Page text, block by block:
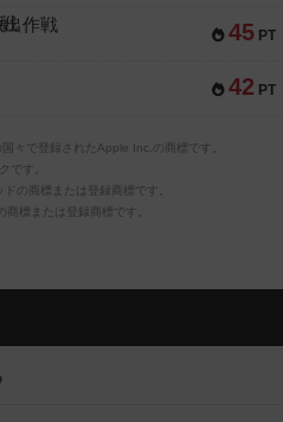
45 PT
出作戦
42 PT
々で登録されたApple Inc.の商標です。
です。
の商標または登録商標です。
標または登録商標です。